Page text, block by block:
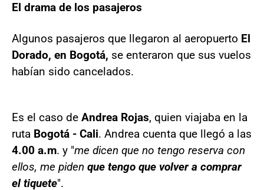
El drama de los pasajeros
Algunos pasajeros que llegaron al aeropuerto El
Dorado, en Bogotá, se enteraron que sus vuelos
habían sido cancelados.
Es el caso de Andrea Rojas, quien viajaba en la
ruta Bogotá - Cali. Andrea cuenta que llegó a las
4.00 a.m. y "me dicen que no tengo reserva con
ellos, me piden que tengo que volver a comprar
el tiquete".